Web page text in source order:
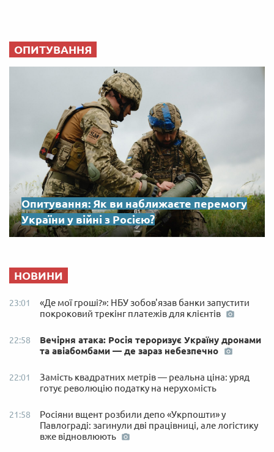
ОПИТУВАННЯ
Опитування: Як ви наближаєте перемогу
України у війні з Росією?
НОВИНИ
23:01
«Де мої гроші?»: НБУ зобов'язав банки запустити
покроковий трекінг платежів для клієнтів
22:58
Вечірня атака: Росія тероризує Україну дронами
та авіабомбами — де зараз небезпечно
22:01
Замість квадратних метрів — реальна ціна: уряд
готує революцію податку на нерухомість
21:58
Росіяни вщент розбили депо «Укрпошти» у
Павлограді: загинули дві працівниці, але логістику
вже відновлюють